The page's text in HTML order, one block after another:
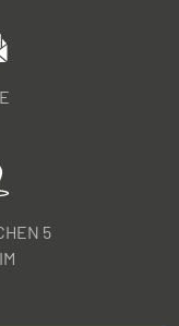
5